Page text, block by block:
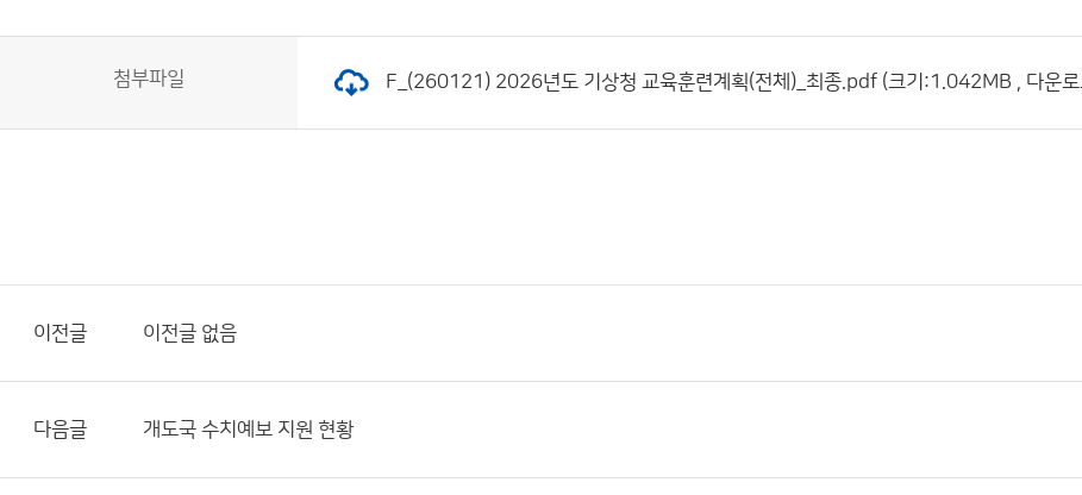
첨부파일 F_(260121) 2026년도 기상청 교육훈련계획(전체)_최종.pdf (크기:1.042MB , 다운
이전글 이전글 없음
다음글 개도국 수치예보 지원 현황